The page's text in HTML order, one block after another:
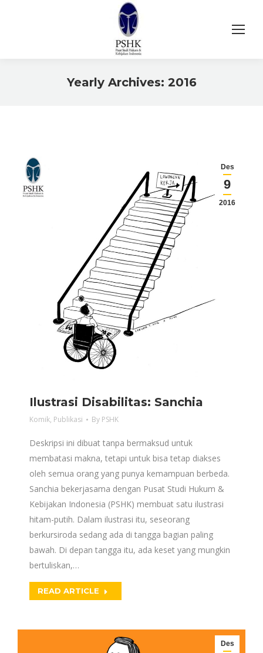
Yearly Archives: 2016
Des
9
2016
Ilustrasi Disabilitas: Sanchia
Komik, Publikasi By PSHK
Deskripsi ini dibuat tanpa bermaksud untuk
membatasi makna, tetapi untuk bisa tetap diakses
oleh semua orang yang punya kemampuan berbeda.
Sanchia bekerjasama dengan Pusat Studi Hukum &
Kebijakan Indonesia (PSHK) membuat satu ilustrasi
hitam-putih. Dalam ilustrasi itu, seseorang
berkursiroda sedang ada di tangga bagian paling
bawah. Di depan tangga itu, ada keset yang mungkin
bertuliskan,…
READ ARTICLE
Des